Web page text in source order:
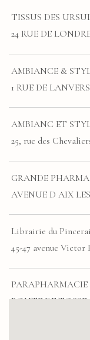
TISSUS DES
24 RUE DE
AMBIANCE &
1 RUE DE
AMBIANC ET
25, rue des
GRANDE
AVENUE D AIX
Librairie du
45-47 avenue Victor
ROUTE DE TOSSE